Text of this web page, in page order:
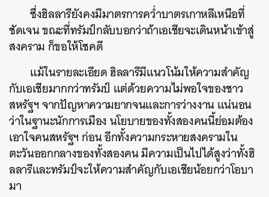
ซึ่งฮิลลารียังคงมีมาตรการคว่ำบาตรเกาหลีเหนือที่
ชัดเจน ขณะที่ทรัมป์กลับบอกว่าถ้าเอเชียจะเดินหน้าเข้าสู่
สงคราม ก็ขอให้โชคดี
แม้ในรายละเอียด ฮิลลารีมีแนวโน้มให้ความสำคัญ
กับเอเชียมากกว่าทรัมป์ แต่ด้วยความไม่พอใจของชาว
สหรัฐฯ จากปัญหาความยากจนและการว่างงาน แน่นอน
ว่าในฐานะนักการเมือง นโยบายของทั้งสองคนนี้ย่อมต้อง
เอาใจคนสหรัฐฯ ก่อน อีกทั้งความกระหายสงครามใน
ตะวันออกกลางของทั้งสองคน มีความเป็นไปได้สูงว่าทั้งฮิ
ลลารีและทรัมป์จะให้ความสำคัญกับเอเชียน้อยกว่าโอบา
มา